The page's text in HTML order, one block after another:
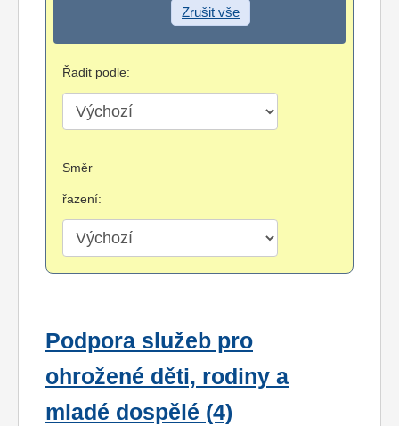
Zrušit vše
Řadit podle:
Směr
řazení:
Podpora služeb pro
ohrožené děti, rodiny a
mladé dospělé (4)